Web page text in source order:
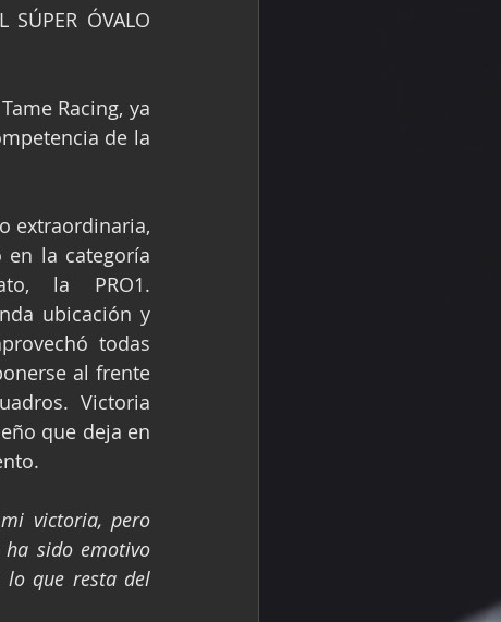
SÚPER ÓVALO
Racing, ya
de la
extraordinaria,
la categoría
la PRO1.
ubicación y
todas
al frente
Victoria
que deja en
victoria, pero
sido emotivo
lo que resta del